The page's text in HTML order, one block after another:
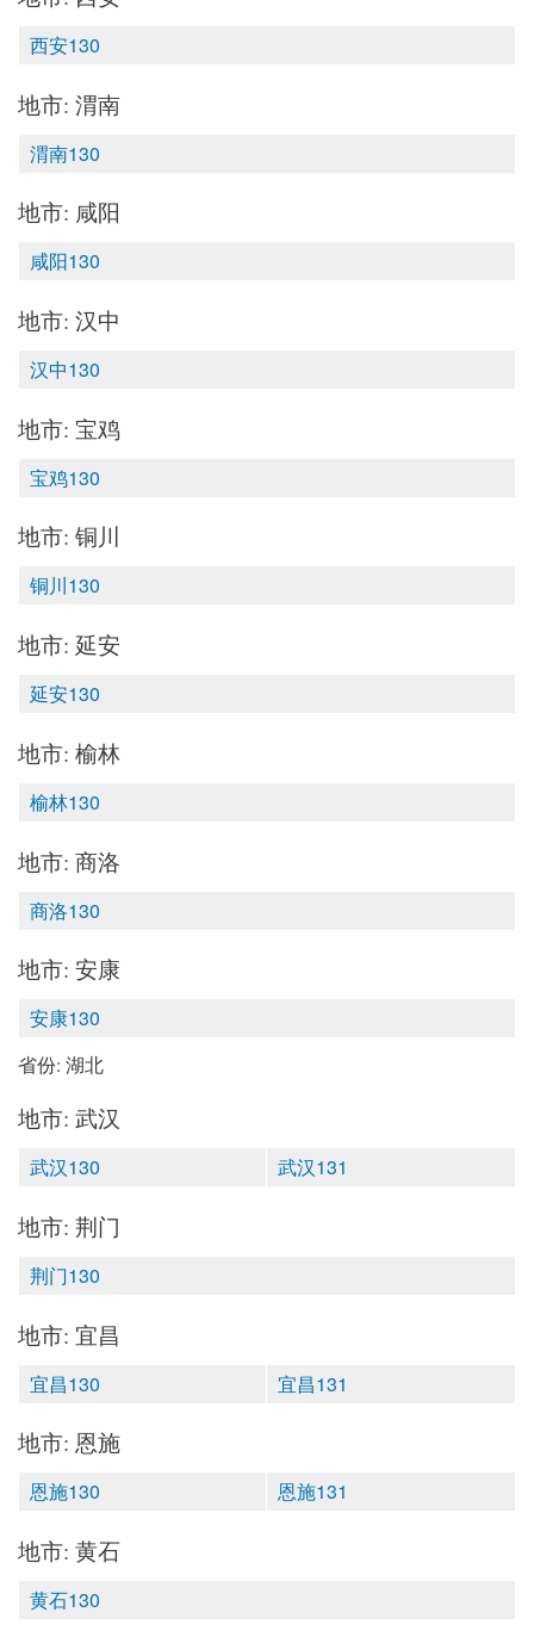
西安130
地市: 渭南
渭南130
地市: 咸阳
咸阳130
地市: 汉中
汉中130
地市: 宝鸡
宝鸡130
地市: 铜川
铜川130
地市: 延安
延安130
地市: 榆林
榆林130
地市: 商洛
商洛130
地市: 安康
安康130
省份: 湖北
地市: 武汉
武汉130 武汉131
地市: 荆门
荆门130
地市: 宜昌
宜昌130 宜昌131
地市: 恩施
恩施130 恩施131
地市: 黄石
黄石130